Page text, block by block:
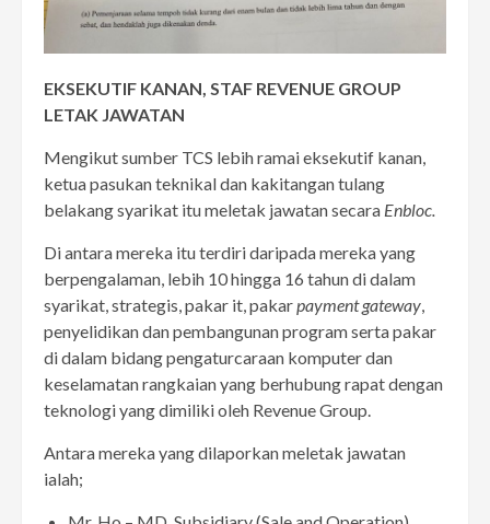
EKSEKUTIF KANAN, STAF REVENUE GROUP
LETAK JAWATAN
Mengikut sumber TCS lebih ramai eksekutif kanan,
ketua pasukan teknikal dan kakitangan tulang
belakang syarikat itu meletak jawatan secara Enbloc.
Di antara mereka itu terdiri daripada mereka yang
berpengalaman, lebih 10 hingga 16 tahun di dalam
syarikat, strategis, pakar it, pakar payment gateway
penyelidikan dan pembangunan program serta pakar
di dalam bidang pengaturcaraan komputer dan
keselamatan rangkaian yang berhubung rapat dengan
teknologi yang dimiliki oleh Revenue Group.
Antara mereka yang dilaporkan meletak jawatan
ialah;